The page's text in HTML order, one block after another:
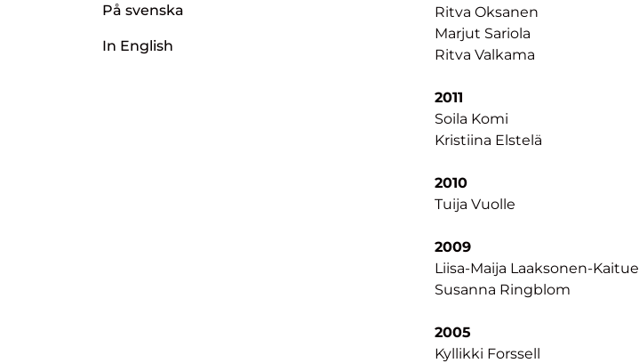
Ritva Oksanen
Marjut Sariola
Ritva Valkama
2011
Soila Komi
Kristiina Elstelä
2010
Tuija Vuolle
2009
Liisa-Maija Laaksonen-Kaitue
Susanna Ringblom
2005
Kyllikki Forssell
På svenska
In English